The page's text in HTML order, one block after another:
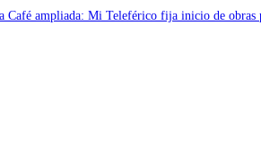
Café ampliada: Mi Teleférico fija inicio de obras